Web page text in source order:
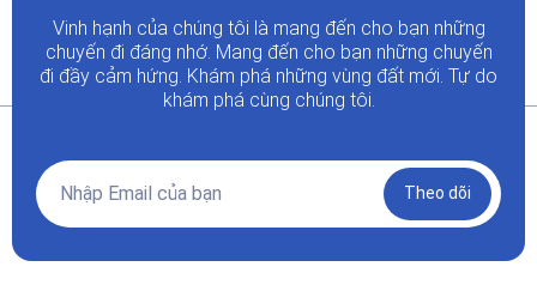
Vinh hạnh của chúng tôi là mang đến cho bạn những
chuyến đi đáng nhớ. Mang đến cho bạn những chuyến
đi đầy cảm hứng. Khám phá những vùng đất mới. Tự do
khám phá cùng chúng tôi.
Theo dõi